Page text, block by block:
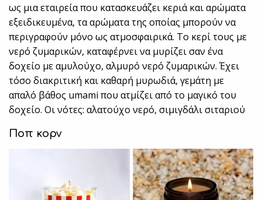
ως μια εταιρεία που κατασκευάζει κεριά και αρώματα
εξειδικευμένα, τα αρώματα της οποίας μπορούν να
περιγραφούν μόνο ως ατμοσφαιρικά. Το κερί τους με
νερό ζυμαρικών, καταφέρνει να μυρίζει σαν ένα
δοχείο με αμυλούχο, αλμυρό νερό ζυμαρικών. Έχει
τόσο διακριτική και καθαρή μυρωδιά, γεμάτη με
απαλό βάθος umami που ατμίζει από το μαγικό του
δοχείο. Οι νότες: αλατούχο νερό, σιμιγδάλι σιταριού
Ποπ κορν